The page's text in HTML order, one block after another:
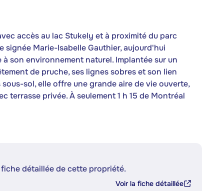
accès au lac Stukely et à proximité du parc
Marie-Isabelle Gauthier, aujourd'hui
son environnement naturel. Implantée sur un
de pruche, ses lignes sobres et son lien
sol, elle offre une grande aire de vie ouverte,
terrasse privée. À seulement 1 h 15 de Montréal
détaillée de cette propriété.
Voir la fiche détaillée